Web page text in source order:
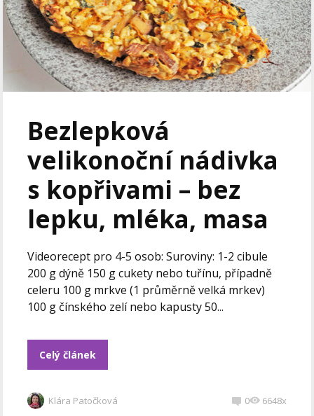
Bezlepková
velikonoční nádivka
s kopřivami – bez
lepku, mléka, masa
Videorecept pro 4-5 osob: Suroviny: 1-2 cibule
200 g dýně 150 g cukety nebo tuřínu, případně
celeru 100 g mrkve (1 průměrně velká mrkev)
100 g čínského zelí nebo kapusty 50...
Celý článek
Klára Patočková 0 6648x